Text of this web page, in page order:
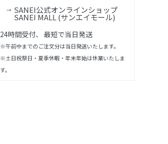
SANEI公式オンラインショップ
SANEI MALL (サンエイモール)
24時間受付、 最短で当日発送
※午前中までのご注文分は当日発送いたします。
※土日祝祭日・夏季休暇・年末年始は休業いたしま
す。